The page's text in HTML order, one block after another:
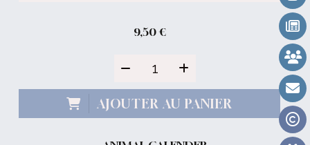
9,50 €
AJOUTER AU PANIER